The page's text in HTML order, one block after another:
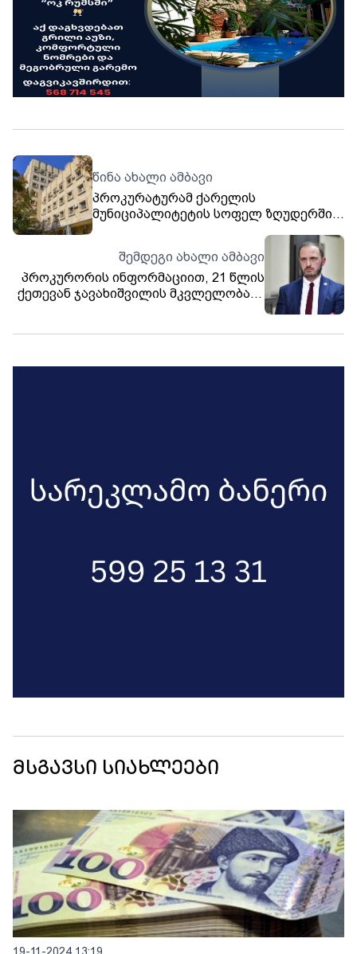
წინა ახალი ამბავი
პროკურატურამ ქარელის
მუნიციპალიტეტის სოფელ ზღუდერში
საქმეზე დაკავებულ ძმებს ბრალდება
წარუდგინა
შემდეგი ახალი ამბავი
პროკურორის ინფორმაციით, 21 წლის
ქეთევან ჯავახიშვილის მკვლელობაში
მსგავსი სიახლეები